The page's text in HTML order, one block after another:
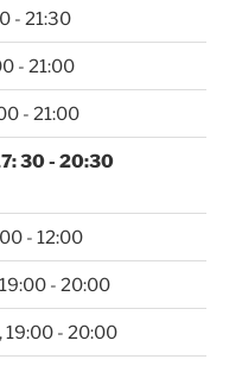
- 21:30
- 21:00
- 21:00
30 - 20:30
- 12:00
- 20:00
19:00 - 20:00